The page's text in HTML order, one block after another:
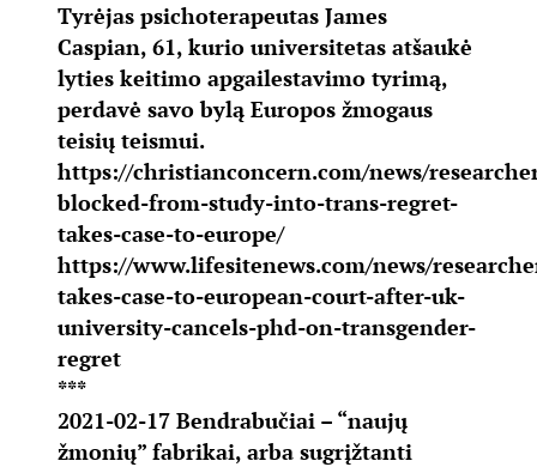
Tyrėjas psichoterapeutas James
Caspian, 61, kurio universitetas atšaukė
lyties keitimo apgailestavimo tyrimą,
perdavė savo bylą Europos žmogaus
teisių teismui.
https://christianconcern.com/news/
blocked-from-study-into-trans-regret-
takes-case-to-europe/
https://www.lifesitenews.com/news/
takes-case-to-european-court-after-uk-
university-cancels-phd-on-transgender-
regret
***
2021-02-17 Bendrabučiai – “naujų
žmonių” fabrikai, arba sugrįžtanti